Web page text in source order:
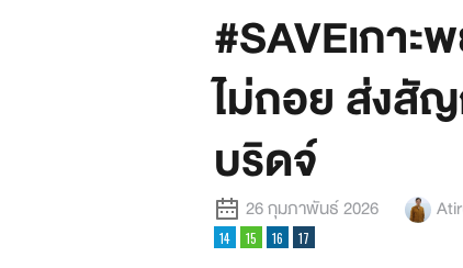
#SAVEเกา
ไม่ถอย ส่งสั
บริดจ์
26 กุมภาพันธ์ 2026